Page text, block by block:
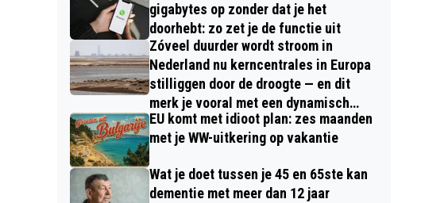
gigabytes op zonder dat je het
doorhebt: zo zet je de functie uit
Zóveel duurder wordt stroom in
Nederland nu kerncentrales in Europa
stilliggen door de droogte — en dit
merk je vooral met een dynamisch
contract
EU komt met idioot plan: zes maanden
met je WW-uitkering op vakantie
Wat je doet tussen je 45 en 65ste kan
dementie met meer dan 12 jaar